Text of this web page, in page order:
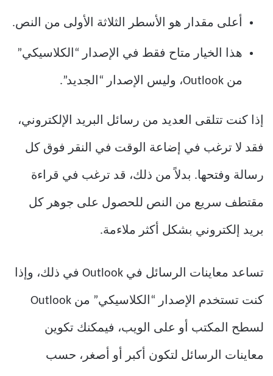
أعلى مقدار هو الأسطر الثلاثة الأولى من النص.
هذا الخيار متاح فقط في الإصدار “الكلاسيكي”
من Outlook، وليس الإصدار “الجديد”.
إذا كنت تتلقى العديد من رسائل البريد الإلكتروني،
فقد لا ترغب في إضاعة الوقت في النقر فوق كل
رسالة وفتحها. بدلاً من ذلك، قد ترغب في قراءة
مقتطف سريع من النص للحصول على جوهر كل
بريد إلكتروني بشكل أكثر ملاءمة.
تساعد معاينات الرسائل في Outlook في ذلك، وإذا
كنت تستخدم الإصدار “الكلاسيكي” من Outlook
لسطح المكتب أو على الويب، فيمكنك تكوين
معاينات الرسائل لتكون أكبر أو أصغر، حسب